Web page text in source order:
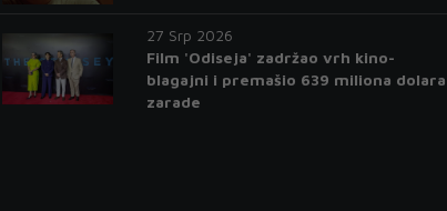
27 Srp 2026
Film 'Odiseja' zadržao vrh kino-
blagajni i premašio 639 miliona dolara
zarade